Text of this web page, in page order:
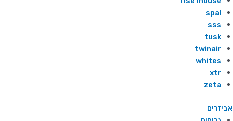
spal
sss
tusk
twinair
whites
xtr
zeta
אביזרים